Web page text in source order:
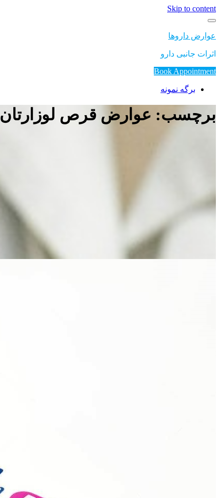
Skip to content
عوارض داروها
اثرات جانبی دارو
Book Appointment
برگه نمونه
برچسب: عوارض قرص لوزارتان ۲۵